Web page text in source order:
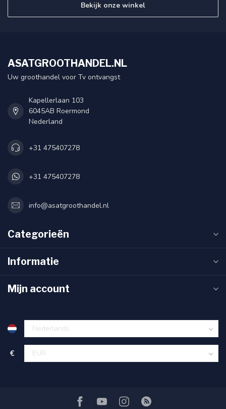
Bekijk onze winkel
ASATGROOTHANDEL.NL
Uw groothandel voor Tv ontvangst
Kapellerlaan 103
6045AB Roermond
Nederland
+31 475407278
+31 475407278
info@asatgroothandel.nl
Categorieën
Informatie
Mijn account
€